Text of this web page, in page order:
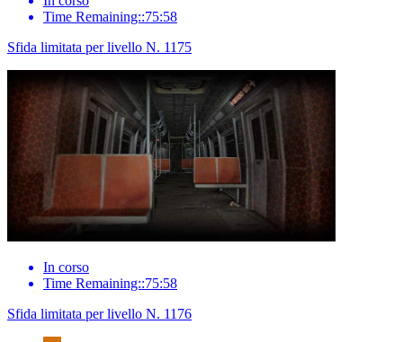
Time Remaining::75:58
Sfida limitata per livello N. 1175
In corso
Time Remaining::75:58
Sfida limitata per livello N. 1176